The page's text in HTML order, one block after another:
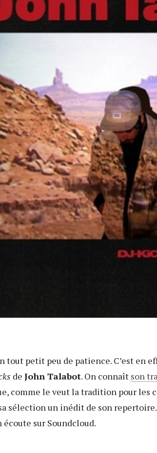
tout petit peu de patience. C’est en
de John Talabot. On connaît son
comme le veut la tradition pour les
sélection un inédit de son
écoute sur Soundcloud.